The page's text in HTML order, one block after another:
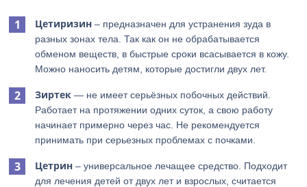
Цетиризин – предназначен для устранения зуда в
разных зонах тела. Так как он не обрабатывается
обменом веществ, в быстрые сроки всасывается в кожу.
Можно наносить детям, которые достигли двух лет.
Зиртек — не имеет серьёзных побочных действий.
Работает на протяжении одних суток, а свою работу
начинает примерно через час. Не рекомендуется
принимать при серьезных проблемах с почками.
Цетрин – универсальное лечащее средство. Подходит
для лечения детей от двух лет и взрослых, считается